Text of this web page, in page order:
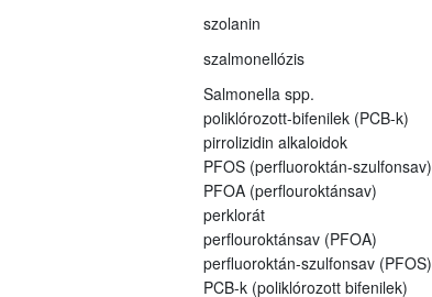
szolanin
szalmonellózis
Salmonella spp.
poliklórozott-bifenilek (PCB-k)
pirrolizidin alkaloidok
PFOS (perfluoroktán-szulfonsav)
PFOA (perflouroktánsav)
perklorát
perflouroktánsav (PFOA)
perfluoroktán-szulfonsav (PFOS)
PCB-k (poliklórozott bifenilek)